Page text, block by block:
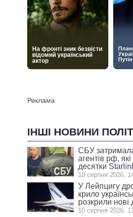
ІНШІ НОВИНИ
СБУ
агентів рф,
десятки
10 серпня 2026,
У Лейпцигу
крило
розкрили нові
10 серпня 2026,